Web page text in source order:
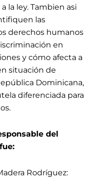
la ley. Tambien asi
las
derechos humanos
en
y cómo afecta a
situación de
Dominicana,
diferenciada para
del
Rodríguez: